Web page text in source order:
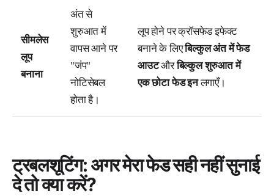
सीमलेस
लूप
बनाना
अंत से
शुरुआत में
वापस आने पर
"जंप"
नोटिसेबल
होता है।
लूप होने पर क्रॉसफेड इफेक्ट
बनाने के लिएबिल्कुल अंत में फेड
आउटऔरबिल्कुल शुरुआत में
एक छोटा फेड इनलगाएँ।
ट्रबलशूटिंग: अगर मेरा फेड सही नहीं सुनाई
दे तो क्या करें?